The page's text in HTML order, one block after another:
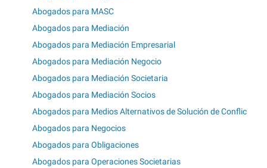
Abogados para MASC
Abogados para Mediación
Abogados para Mediación Empresarial
Abogados para Mediación Negocio
Abogados para Mediación Societaria
Abogados para Mediación Socios
Abogados para Medios Alternativos de Solución de Conflic
Abogados para Negocios
Abogados para Obligaciones
Abogados para Operaciones Societarias